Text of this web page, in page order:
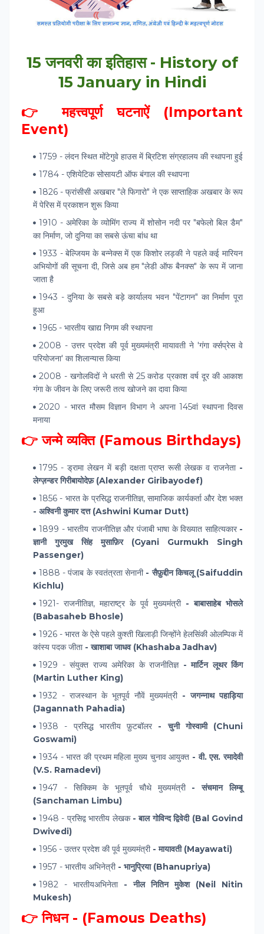
15 जनवरी का इतिहास - History of
15 January in Hindi
👉 महत्त्वपूर्ण घटनाऐं (Important
Event)
1759 - लंदन स्थित मोंटेगुवे हाउस में ब्रिटिश संग्रहालय की स्थापना हुई
1784 - एशियेटिक सोसायटी ऑफ बंगाल की स्थापना
1826 - फ्रांसीसी अखबार "ले फिगारो" ने एक साप्ताहिक अखबार के रूप
में पेरिस में प्रकाशन शुरू किया
1910 - अमेरिका के व्योमिंग राज्य में शोसोन नदी पर "बफेलो बिल डैम"
का निर्माण, जो दुनिया का सबसे ऊंचा बांध था
1933 - बेल्जियम के बन्नेक्स में एक किशोर लड़की ने पहले कई मारियन
अभियोगों की सूचना दी, जिसे अब हम "लेडी ऑफ बैनक्स" के रूप में जाना
जाता है
1943 - दुनिया के सबसे बड़े कार्यालय भवन "पेंटागन" का निर्माण पूरा
हुआ
1965 - भारतीय खाद्य निगम की स्थापना
2008 - उत्तर प्रदेश की पूर्व मुख्यमंत्री मायावती ने 'गंगा र्क्सप्रेस वे
परियोजना' का शिलान्यास किया
2008 - खगोलविदों ने धरती से 25 करोड प्रकाश वर्ष दूर की आकाश
गंगा के जीवन के लिए जरूरी तत्‍व खोजने का दावा किया
2020 - भारत मौसम विज्ञान विभाग ने अपना 145वां स्थापना दिवस
मनाया
👉 जन्मे व्यक्ति (Famous Birthdays)
1795 - ड्रामा लेखन में बड़ी दक्षता प्राप्त रूसी लेखक व राजनेता-
लेग्ज़न्डर गिरीबायोदेफ़ (Alexander Giribayodef)
1856 - भारत के प्रसिद्ध राजनीतिज्ञ, सामाजिक कार्यकर्ता और देश भक्त
- अश्विनी कुमार दत्त (Ashwini Kumar Dutt)
1899 - भारतीय राजनीतिज्ञ और पंजाबी भाषा के विख्यात साहित्यकार -
ज्ञानी गुरमुख सिंह मुसाफ़िर (Gyani Gurmukh Singh
Passenger)
1888 - पंजाब के स्वतंत्रता सेनानी - सैफ़ुद्दीन किचलू (Saifuddin
Kichlu)
1921- राजनीतिज्ञ, महाराष्ट्र के पूर्व मुख्यमंत्री - बाबासाहेब भोसले
(Babasaheb Bhosle)
1926 - भारत के ऐसे पहले कुश्ती खिलाड़ी जिन्होंने हेलसिंकी ओलम्पिक में
कांस्य पदक जीता- खाशाबा जाधव (Khashaba Jadhav)
1929 - संयुक्त राज्य अमेरिका के राजनीतिज्ञ - मार्टिन लूथर किंग
(Martin Luther King)
1932 - राजस्थान के भूतपूर्व नौवें मुख्यमंत्री- जगन्नाथ पहाड़िया
(Jagannath Pahadia)
1938 - प्रसिद्ध भारतीय फ़ुटबॉलर- चुनी गोस्वामी (Chuni
Goswami)
1934 - भारत की प्रथम महिला मुख्य चुनाव आयुक्त - वी. एस. रमादेवी
(V.S. Ramadevi)
1947 - सिक्किम के भूतपूर्व चौथे मुख्यमंत्री - संचमान लिम्बू
(Sanchaman Limbu)
1948 - प्रसिद्व भारतीय लेखक - बाल गोविन्द द्विवेदी (Bal Govind
Dwivedi)
1956 - उत्‍तर प्रदेश की पूर्व मुख्‍यमंत्री - मायावती (Mayawati)
1957 - भारतीय अभिनेत्री - भानुप्रिया (Bhanupriya)
1982 - भारतीयअभिनेता - नील नितिन मुकेश (Neil Nitin
Mukesh)
👉 निधन - (Famous Deaths)